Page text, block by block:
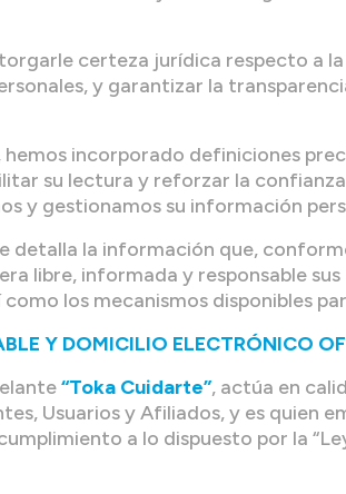
certeza jurídica respecto a
y garantizar la
incorporado definiciones
su lectura y reforzar la
y gestionamos su información
detalla la información que,
libre, informada y responsable
los mecanismos disponibles
Y DOMICILIO ELECTRÓNICO
“Toka Cuidarte”, actúa en
Usuarios y Afiliados, y es quien
a lo dispuesto por la